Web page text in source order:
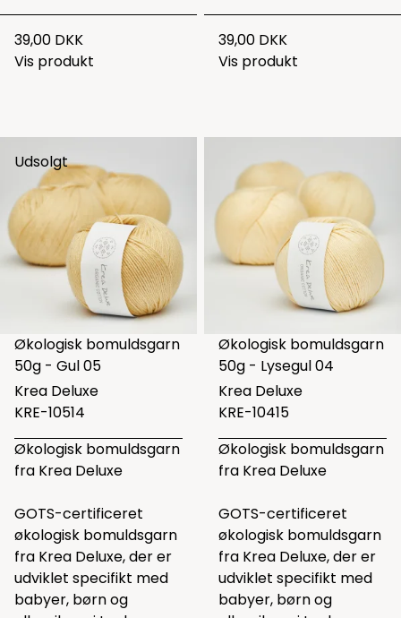
39,00 DKK
Vis produkt
39,00 DKK
Vis produkt
Udsolgt
Økologisk bomuldsgarn
50g - Gul 05
Krea Deluxe
KRE-10514
Økologisk bomuldsgarn
fra Krea Deluxe
GOTS-certificeret
økologisk bomuldsgarn
fra Krea Deluxe, der er
udviklet specifikt med
babyer, børn og
Økologisk bomuldsgarn
50g - Lysegul 04
Krea Deluxe
KRE-10415
Økologisk bomuldsgarn
fra Krea Deluxe
GOTS-certificeret
økologisk bomuldsgarn
fra Krea Deluxe, der er
udviklet specifikt med
babyer, børn og